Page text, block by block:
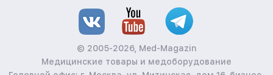
© 2005-2026, Med-Magazin
Медицинские товары и медоборудование